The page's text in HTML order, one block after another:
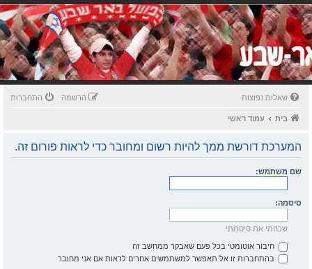
שאלות נפוצות התחברות הרשמה
בית עמוד ראשי
המערכת דורשת ממך להיות רשום ומחובר כדי לראות פורום זה.
שם משתמש:
סיסמה:
שכחתי את סיסמתי
חיבור אוטומטי בכל פעם שאבקר ממחשב זה
בהתחברות זו אל תאפשר למשתמשים אחרים לראות אם אני מחובר